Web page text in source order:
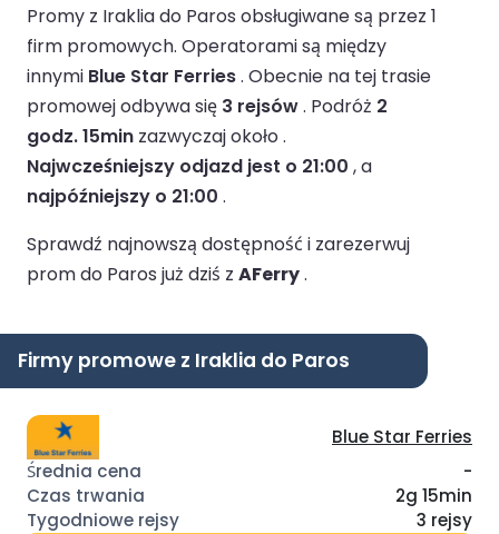
Promy z Iraklia do Paros obsługiwane są przez 1
firm promowych. Operatorami są między
innymi Blue Star Ferries. Obecnie na tej trasie
promowej odbywa się 3 rejsów. Podróż 2
godz. 15min zazwyczaj około .
Najwcześniejszy odjazd jest o 21:00 , a
najpóźniejszy o 21:00 .
Sprawdź najnowszą dostępność i zarezerwuj
prom do Paros już dziś z AFerry.
Firmy promowe z Iraklia do Paros
Blue Star Ferries
-
2g 15min
3 rejsy